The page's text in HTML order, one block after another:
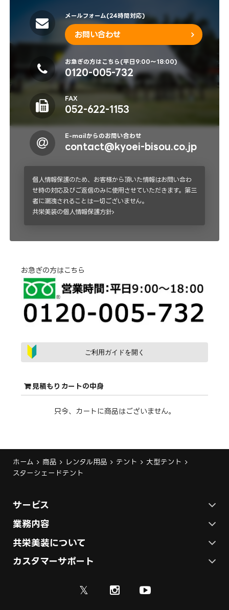
メールフォーム(24時間対応)
お問い合わせ
お急ぎの方はこちら(平日9:00～18:00)
0120-005-732
FAX
052-622-1153
E-mailからのお問い合わせ
contact@kyoei-bisou.co.jp
個人情報保護のため、お客様から頂いた情報はお問い合わ
せ時の対応及びご返信のみに使用させていただきます。第三
者に漏洩されることは一切ございません。
共栄美装の個人情報保護方針
お急ぎの方はこちら
ご利用ガイドを開く
見積もりカートの中身
只今、カートに商品はございません。
ホーム 商品 レンタル用品 テント
大型テント
スターシェードテント
サービス
ステージ施工プラン
テント施工プラン
展示会ブース制作
業務内容
各種イベントの総合サービス
展示会ブース装飾・デザイン
ディスプレイ・サイン制作
共栄美装について
会社概要
カスタマーサポート
𝕏